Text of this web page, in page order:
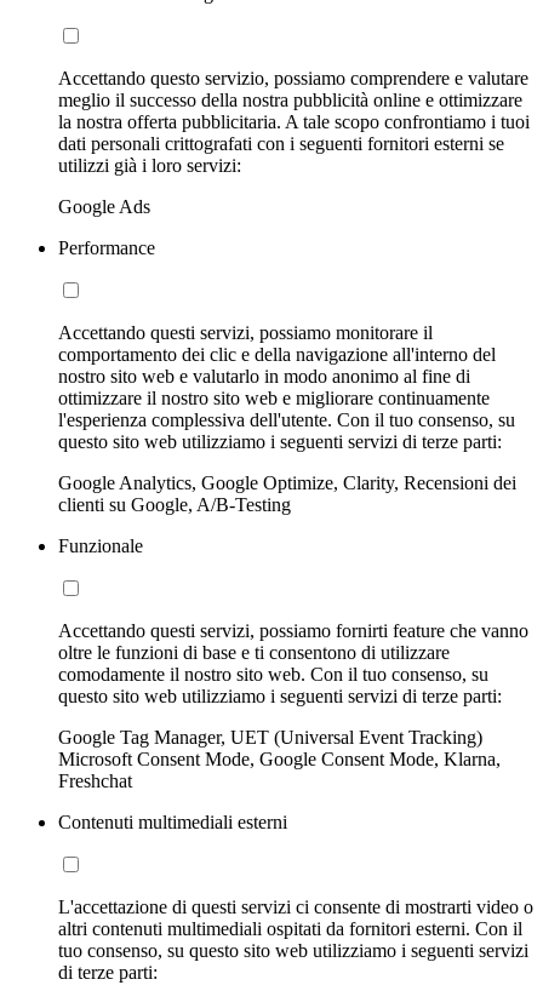
Accettando questo servizio, possiamo comprendere e valutare
meglio il successo della nostra pubblicità online e ottimizzare
la nostra offerta pubblicitaria. A tale scopo confrontiamo i tuoi
dati personali crittografati con i seguenti fornitori esterni se
utilizzi già i loro servizi:
Google Ads
Performance
Accettando questi servizi, possiamo monitorare il
comportamento dei clic e della navigazione all'interno del
nostro sito web e valutarlo in modo anonimo al fine di
ottimizzare il nostro sito web e migliorare continuamente
l'esperienza complessiva dell'utente. Con il tuo consenso, su
questo sito web utilizziamo i seguenti servizi di terze parti:
Google Analytics, Google Optimize, Clarity, Recensioni dei
clienti su Google, A/B-Testing
Funzionale
Accettando questi servizi, possiamo fornirti feature che vanno
oltre le funzioni di base e ti consentono di utilizzare
comodamente il nostro sito web. Con il tuo consenso, su
questo sito web utilizziamo i seguenti servizi di terze parti:
Google Tag Manager, UET (Universal Event Tracking)
Microsoft Consent Mode, Google Consent Mode, Klarna,
Freshchat
Contenuti multimediali esterni
L'accettazione di questi servizi ci consente di mostrarti video o
altri contenuti multimediali ospitati da fornitori esterni. Con il
tuo consenso, su questo sito web utilizziamo i seguenti servizi
di terze parti: